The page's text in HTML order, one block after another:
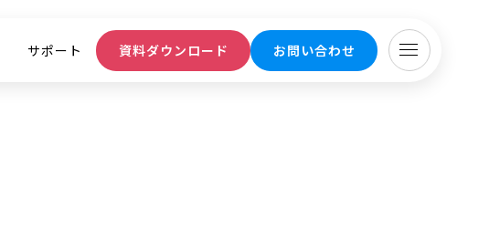
サポート 資料ダウンロード お問い合わせ